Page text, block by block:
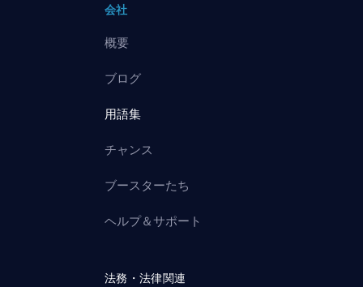
会社
概要
ブログ
用語集
チャンス
ブースターたち
ヘルプ＆サポート
法務・法律関連